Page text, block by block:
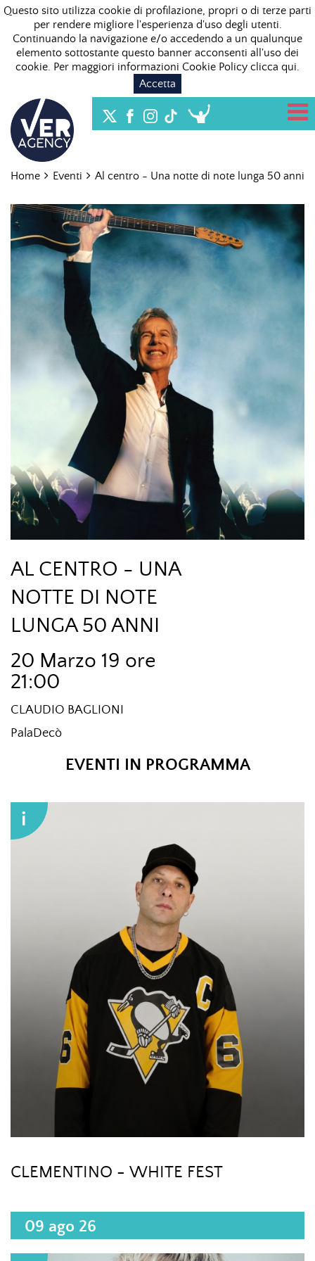
Questo sito utilizza cookie di profilazione, propri o di terze parti
per rendere migliore l'esperienza d'uso degli utenti.
Continuando la navigazione e/o accedendo a un qualunque
elemento sottostante questo banner acconsenti all'uso dei
cookie. Per maggiori informazioni Cookie Policy clicca qui.
Accetta
Home Eventi Al centro - Una notte di note lunga 50 anni
AL CENTRO - UNA
NOTTE DI NOTE
LUNGA 50 ANNI
20 Marzo 19 ore
21:00
CLAUDIO BAGLIONI
PalaDecò
EVENTI IN PROGRAMMA
i
CLEMENTINO - WHITE FEST
09 ago 26